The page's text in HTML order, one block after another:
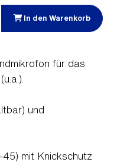
In den Warenkorb
für das
und
mit Knickschutz